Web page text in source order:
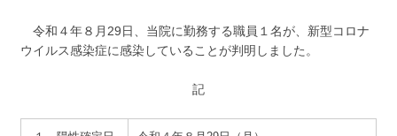
令和４年８月29日、当院に勤務する職員１名が、新型コロナ
ウイルス感染症に感染していることが判明しました。
記